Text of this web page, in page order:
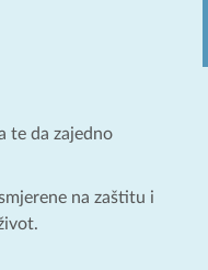
te da zajedno
na zaštitu i